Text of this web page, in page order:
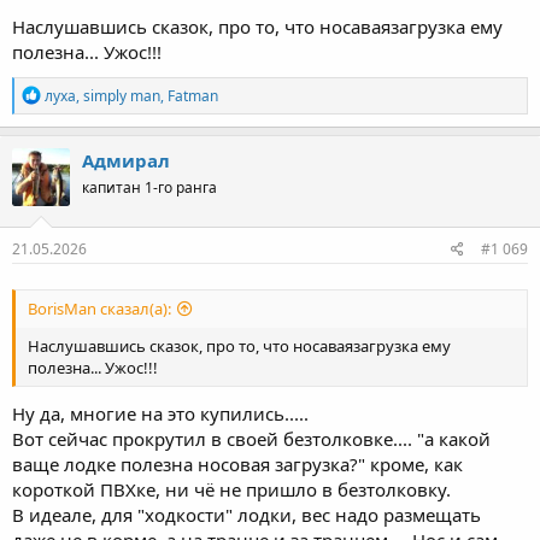
Наслушавшись сказок, про то, что носаваязагрузка ему
полезна... Ужос!!!
Р
е
а
к
ц
и
и
:
луха,simply man, Fatman
Адмирал
капитан 1-го ранга
21.05.2026 #1 069
BorisMan сказал(а):
Наслушавшись сказок, про то, что носаваязагрузка ему
полезна... Ужос!!!
Ну да, многие на это купились.....
Вот сейчас прокрутил в своей безтолковке.... "а какой
ваще лодке полезна носовая загрузка?" кроме, как
короткой ПВХке, ни чё не пришло в безтолковку.
В идеале, для "ходкости" лодки, вес надо размещать